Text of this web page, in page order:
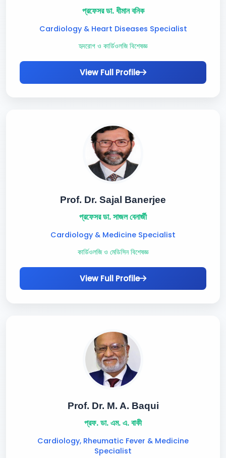
প্রফেসর ডা. ধীমান বনিক
Cardiology & Heart Diseases Specialist
হৃদরোগ ও কার্ডিওলজি বিশেষজ্ঞ
View Full Profile
Prof. Dr. Sajal Banerjee
প্রফেসর ডা. সাজল বেনার্জী
Cardiology & Medicine Specialist
কার্ডিওলজি ও মেডিসিন বিশেষজ্ঞ
View Full Profile
Prof. Dr. M. A. Baqui
প্রফ. ডা. এম. এ. বাকী
Cardiology, Rheumatic Fever & Medicine
Specialist